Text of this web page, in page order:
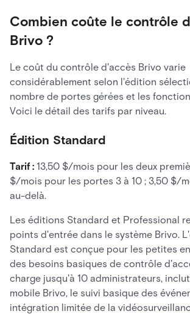
Combien coûte le contrôle
Brivo ?
Le coût du contrôle d'accès Brivo varie
considérablement selon l'édition
nombre de portes gérées et les
Voici le détail des tarifs par niveau.
Édition Standard
Tarif : 13,50 $/mois pour les deux
$/mois pour les portes 3 à 10 ; 3,50 $/
au-delà.
Les éditions Standard et Professional
points d'entrée dans le système Brivo.
Standard est conçue pour les petites
des besoins basiques de contrôle
charge jusqu'à 10 administrateurs,
mobile Brivo, le suivi basique des
intégration limitée de la